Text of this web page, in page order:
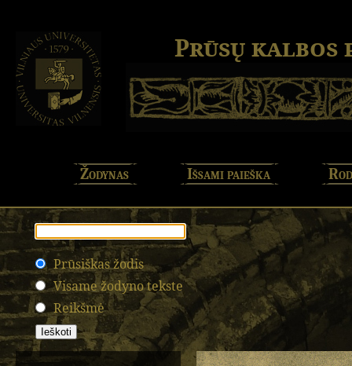
Prūsų kalbos
Žodynas Išsami paieška
Prūsiškas žodis
Visame žodyno tekste
Reikšmė